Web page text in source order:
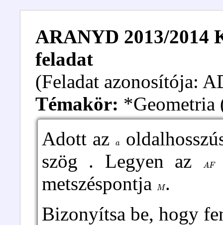
ARANYD 2013/2014
feladat
(Feladat azonosítója:
Témakör: *Geometria
Adott az
szög . Legyen az
A F
metszéspontja
M.
Bizonyítsa be, hogy